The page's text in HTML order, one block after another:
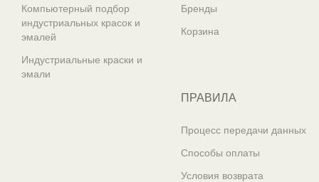
Компьютерный подбор
индустриальных красок и
эмалей
Индустриальные краски и
эмали
Бренды
Корзина
ПРАВИЛА
Процесс передачи данных
Способы оплаты
Условия возврата